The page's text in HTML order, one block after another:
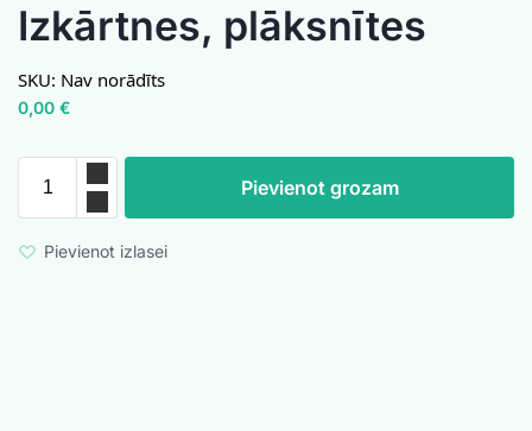
Izkārtnes, plāksnītes
SKU: Nav norādīts
0,00 €
Pievienot grozam
Pievienot izlasei